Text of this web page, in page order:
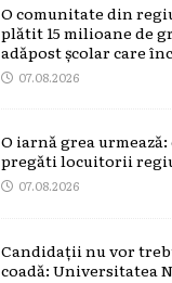
O comunitate din
plătit 15 milioane de
adăpost școlar care
07.08.2026
O iarnă grea urmează:
pregăti locuitorii
07.08.2026
Candidații nu vor
coadă: Universitatea